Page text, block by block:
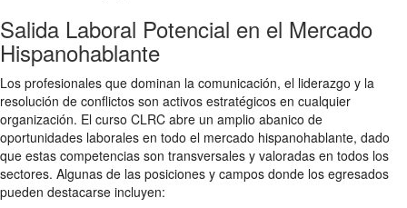
Salida Laboral Potencial en el Mercado
Hispanohablante
Los profesionales que dominan la comunicación, el liderazgo y la
resolución de conflictos son activos estratégicos en cualquier
organización. El curso CLRC abre un amplio abanico de
oportunidades laborales en todo el mercado hispanohablante, dado
que estas competencias son transversales y valoradas en todos los
sectores. Algunas de las posiciones y campos donde los egresados
pueden destacarse incluyen: